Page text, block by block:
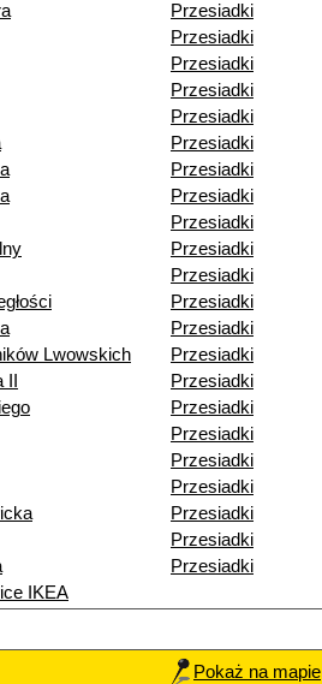
Przesiadki
Przesiadki
Przesiadki
Przesiadki
Przesiadki
Przesiadki
Przesiadki
Przesiadki
Przesiadki
Przesiadki
Przesiadki
Przesiadki
Przesiadki
Lwowskich
Przesiadki
Przesiadki
Przesiadki
Przesiadki
Przesiadki
Przesiadki
Przesiadki
Przesiadki
Przesiadki
IKEA
Pokaż na mapie